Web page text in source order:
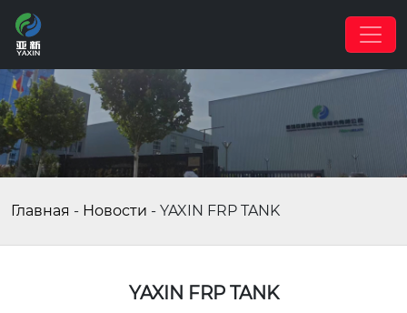
Главная - Новости - YAXIN FRP TANK
YAXIN FRP TANK